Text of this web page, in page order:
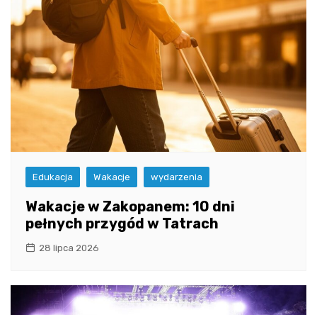
Edukacja Wakacje wydarzenia
Wakacje w Zakopanem: 10 dni
pełnych przygód w Tatrach
28 lipca 2026